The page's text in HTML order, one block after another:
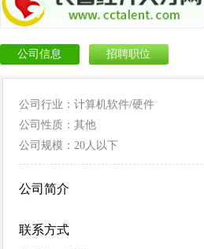
公司信息 招聘职位
公司行业：计算机软件/硬件
公司性质：其他
公司规模：20人以下
公司简介
联系方式